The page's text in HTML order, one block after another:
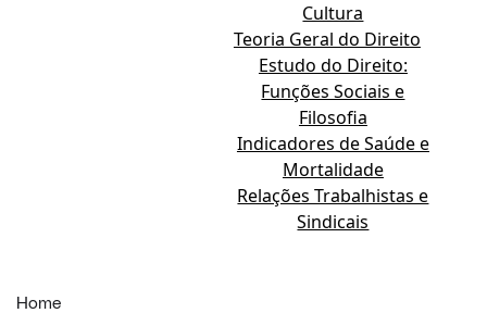
Cultura
Teoria Geral do Direito
Estudo do Direito:
Funções Sociais e
Filosofia
Indicadores de Saúde e
Mortalidade
Relações Trabalhistas e
Sindicais
Home